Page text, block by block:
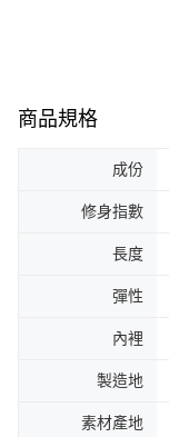
商品規格
成份
修身指數
長度
彈性
內裡
製造地
素材產地